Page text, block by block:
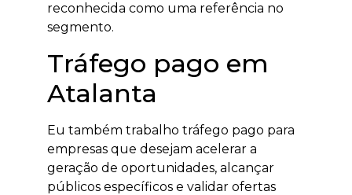
reconhecida como uma referência no
segmento.
Tráfego pago em
Atalanta
Eu também trabalho tráfego pago para
empresas que desejam acelerar a
geração de oportunidades, alcançar
públicos específicos e validar ofertas